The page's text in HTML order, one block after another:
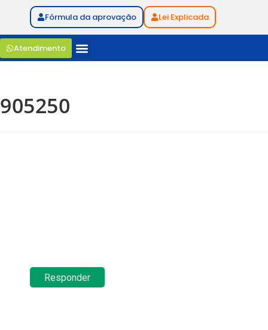
Fórmula da aprovação Lei Explicada
Atendimento
905250
Responder